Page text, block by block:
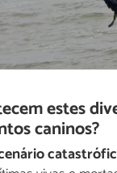
estes
caninos?